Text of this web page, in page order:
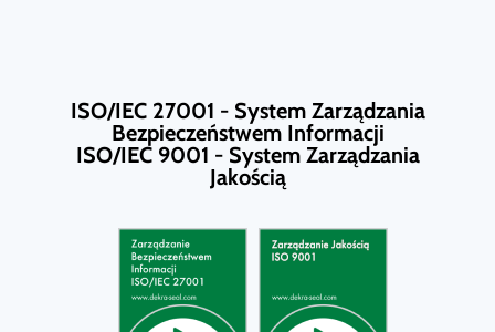
ISO/IEC 27001 - System Zarządzania
Bezpieczeństwem Informacji
ISO/IEC 9001 - System Zarządzania
Jakością